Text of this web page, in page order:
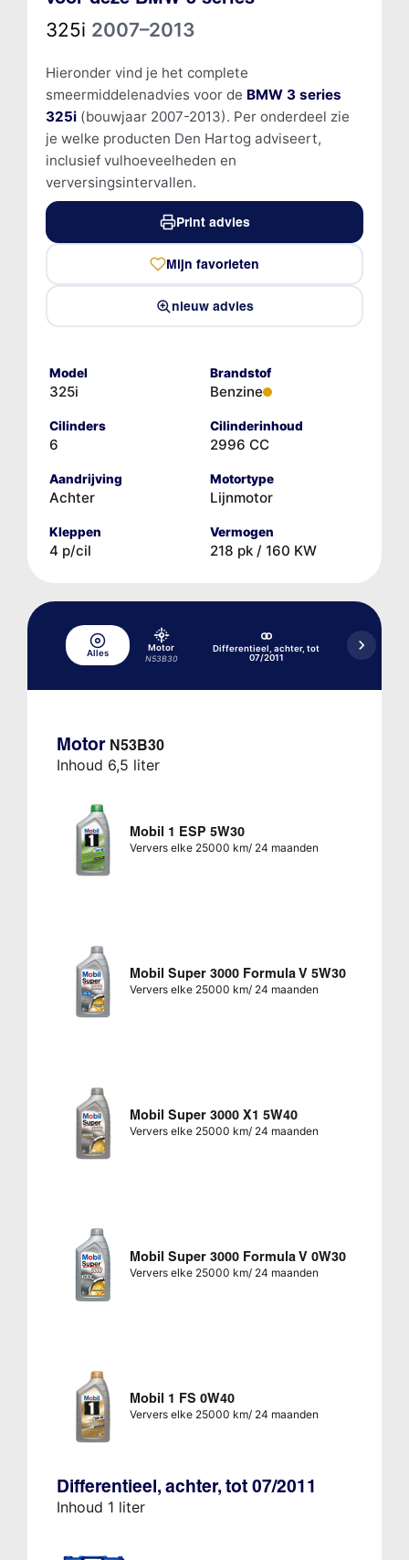
325i 2007–2013
Hieronder vind je het complete
smeermiddelenadvies voor de BMW 3 series
325i(bouwjaar 2007-2013). Per onderdeel zie
je welke producten Den Hartog adviseert,
inclusief vulhoeveelheden en
verversingsintervallen.
Print advies
Mijn favorieten
nieuw advies
Model
325i
Brandstof
Benzine
Cilinders
6
Cilinderinhoud
2996 CC
Aandrijving
Achter
Motortype
Lijnmotor
Kleppen
4 p/cil
Vermogen
218 pk / 160 KW
Alles
Motor
N53B30
Differentieel, achter, tot
07/2011
Motor N53B30
Inhoud 6,5 liter
Mobil 1 ESP 5W30
Ververs elke 25000 km/ 24 maanden
Mobil Super 3000 Formula V 5W30
Ververs elke 25000 km/ 24 maanden
Mobil Super 3000 X1 5W40
Ververs elke 25000 km/ 24 maanden
Mobil Super 3000 Formula V 0W30
Ververs elke 25000 km/ 24 maanden
Mobil 1 FS 0W40
Ververs elke 25000 km/ 24 maanden
Differentieel, achter, tot 07/2011
Inhoud 1 liter